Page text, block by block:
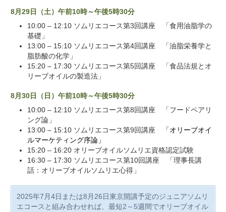
8月29日（土）午前10時～午後5時30分
10:00 – 12:10 ソムリエコース第3回講座 「食用油脂学の
基礎」
13:00 – 15:10 ソムリエコース第4回講座 「油脂栄養学と
脂肪酸の化学」
15:20 – 17:30 ソムリエコース第5回講座 「食品法規とオ
リーブオイルの製造法」
8月30日（日）午前10時～午後5時30分
10:00 – 12:10 ソムリエコース第8回講座 「フードペアリ
ング論」
13:00 – 15:10 ソムリエコース第9回講座
「オリーブオイ
ルマーケティング序論」
15:20 – 16:20 オリーブオイルソムリエ資格認定試験
16:30 – 17:30 ソムリエコース第10回講座 「理事長講
話：オリーブオイルソムリエ心得」
2025年7月4日または8月26日東京開講予定のジュニアソムリ
エコースと組み合わせれば、最短2～5週間でオリーブオイル